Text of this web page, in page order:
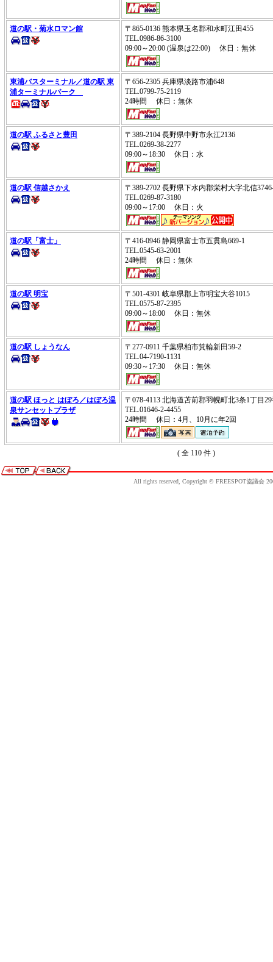
道の駅・菊水ロマン館
〒865-0136 熊本県玉名郡和水町江田455
TEL.0986-86-3100
09:00～20:00 (温泉は22:00) 休日：無休
東浦バスターミナル／道の駅 東
浦ターミナルパーク
〒656-2305 兵庫県淡路市浦648
TEL.0799-75-2119
24時間 休日：無休
道の駅 ふるさと豊田
〒389-2104 長野県中野市永江2136
TEL.0269-38-2277
09:00～18:30 休日：水
道の駅 信越さかえ
〒389-2702 長野県下水内郡栄村大字北信
TEL.0269-87-3180
09:00～17:00 休日：火
道の駅「富士」
〒416-0946 静岡県富士市五貫島669-1
TEL.0545-63-2001
24時間 休日：無休
道の駅 明宝
〒501-4301 岐阜県郡上市明宝大谷1015
TEL.0575-87-2395
09:00～18:00 休日：無休
道の駅 しょうなん
〒277-0911 千葉県柏市箕輪新田59-2
TEL.04-7190-1131
09:30～17:30 休日：無休
道の駅 ほっと はぼろ／はぼろ温
泉サンセットプラザ
〒078-4113 北海道苫前郡羽幌町北3条1丁目
TEL.01646-2-4455
24時間 休日：4月、10月に年2回
( 全 110 件 )
All rights reserved, Copyright © FREESPOT協議会